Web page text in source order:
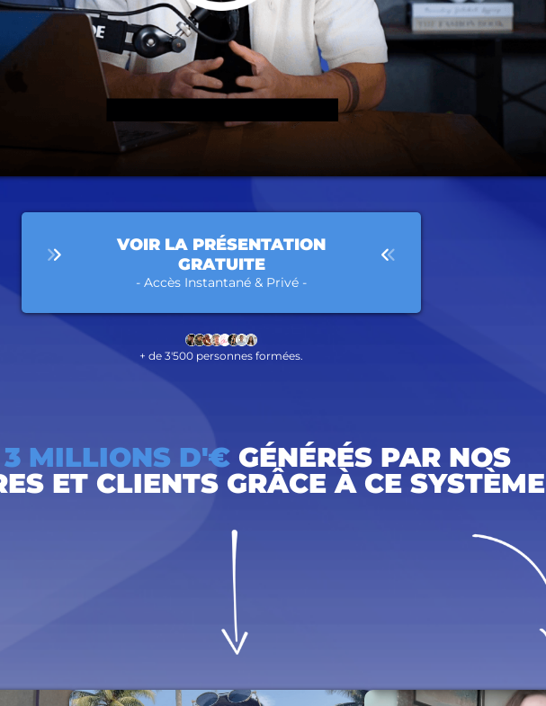
VOIR LA PRÉSENTATION
GRATUITE
- Accès Instantané & Privé -
+ de 3'500 personnes formées.
3 MILLIONS D'€ GÉNÉRÉS PAR NOS
ET CLIENTS GRÂCE À CE SYSTÈME